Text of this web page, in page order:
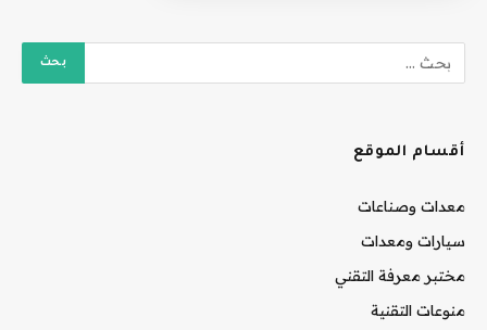
أقسام الموقع
معدات وصناعات
سيارات ومعدات
مختبر معرفة التقني
منوعات التقنية